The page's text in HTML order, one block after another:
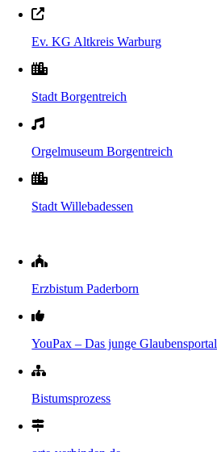
Ev. KG Altkreis Warburg
Stadt Borgentreich
Orgelmuseum Borgentreich
Stadt Willebadessen
Erzbistum Paderborn
YouPax – Das junge Glaubensportal
Bistumsprozess